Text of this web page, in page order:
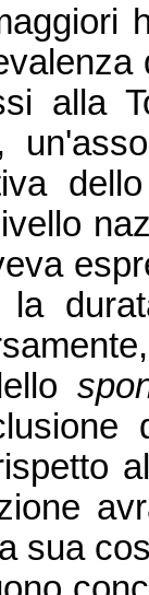
alla
la
sua